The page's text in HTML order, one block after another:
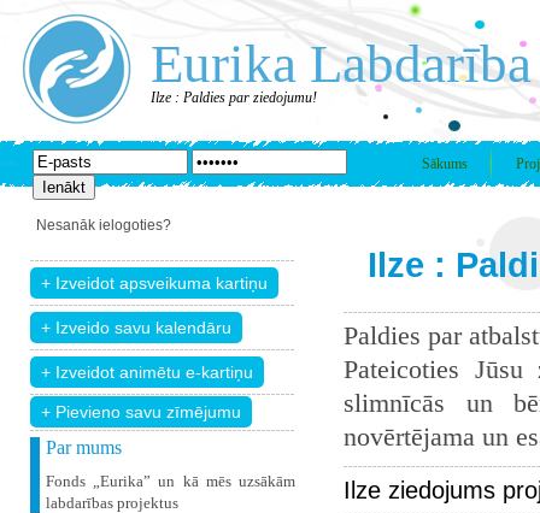
Eurika Labdarība
Ilze : Paldies par ziedojumu!
Sākums
Nesanāk ielogoties?
+ Pievieno savu zīmējumu
Par mums
Fonds „Eurika” un kā mēs uzsākām
labdarības projektus
Ilze :
Paldies par
Pateicoties
slimnīcās un
novērtējama un
Ilze ziedojums